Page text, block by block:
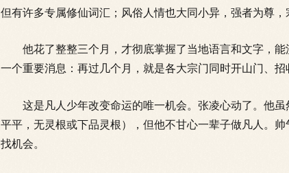
但有许多专属修仙词汇；风俗人情也大同小异，强者为尊，
他花了整整三个月，才彻底掌握了当地语言和文字，能
一个重要消息：再过几个月，就是各大宗门同时开山门、招
这是凡人少年改变命运的唯一机会。张凌心动了。他虽
平平，无灵根或下品灵根），但他不甘心一辈子做凡人。
找机会。